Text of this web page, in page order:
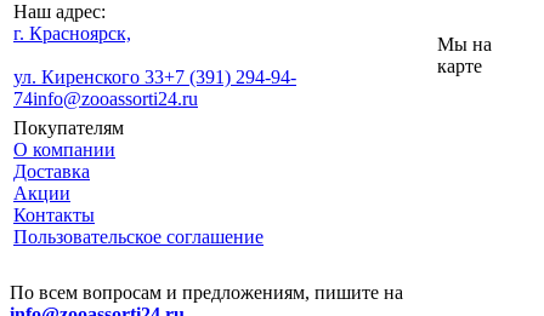
Наш адрес:
г. Красноярск,
ул. Киренского 33+7 (391) 294-94-
74info@zooassorti24.ru
Мы на
карте
Покупателям
О компании
Доставка
Акции
Контакты
Пользовательское соглашение
По всем вопросам и предложениям, пишите на